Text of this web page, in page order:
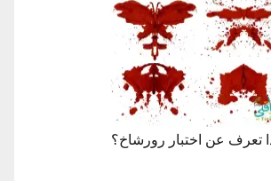
تعرف عن اختبار رورشاخ؟